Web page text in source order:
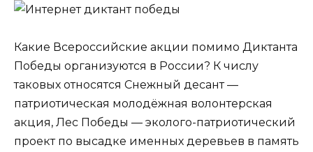
Какие Всероссийские акции помимо Диктанта
Победы организуются в России? К числу
таковых относятся Снежный десант —
патриотическая молодёжная волонтерская
акция, Лес Победы — эколого-патриотический
проект по высадке именных деревьев в память